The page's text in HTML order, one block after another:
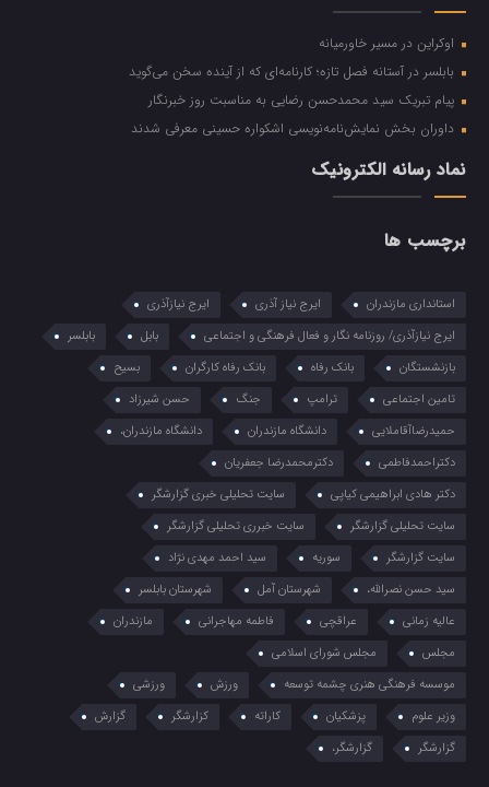
اوکراین در مسیر خاورمیانه
بابلسر در آستانه فصل تازه؛ کارنامه‌ای که از آینده سخن می‌گوید
پیام تبریک سید محمدحسن رضایی به مناسبت روز خبرنگار
داوران بخش نمایش‌نامه‌نویسی اشکواره حسینی معرفی شدند
نماد رسانه الکترونیک
برچسب ها
استانداری مازندران ایرج نیاز آذری
ایرج نیازآذری
ایرج نیازآذری/ روزنامه نگار و فعال فرهنگی و اجتماعی
بابل
بابلسر
بازنشستگان
بانک رفاه بانک رفاه کارگران
بسیح
تامین اجتماعی
ترامپ جنگ
حسن شیرزاد
حمیدرضاآقاملایی
دانشگاه مازندران
دانشگاه مازندران،
دکتراحمدفاطمی
دکترمحمدرضا جعفریان
دکتر هادی ابراهیمی کیاپی
سایت تحلیلی خبری گزارشگر
سایت تحلیلی گزارشگر
سایت خبرری تحلیلی گزارشگر
سایت گزارشگر
سوریه
سید احمد مهدی نژاد
سید حسن نصرالله،
شهرستان آمل
شهرستان بابلسر
عالیه زمانی
عراقچی فاطمه مهاجرانی
مازندران
مجلس
مجلس شورای اسلامی
موسسه فرهنگی هنری چشمه توسعه
ورزش
ورزشی
وزیر علوم
پزشکیان کاراته کزارشگر
گزارش
گزارشگر
گزارشگر،